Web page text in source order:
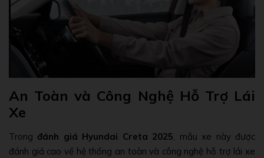
An Toàn và Công Nghệ Hỗ Trợ Lái
Xe
Trong đánh giá Hyundai Creta 2025, mẫu xe này được
đánh giá cao về hệ thống an toàn và công nghệ hỗ trợ lái xe